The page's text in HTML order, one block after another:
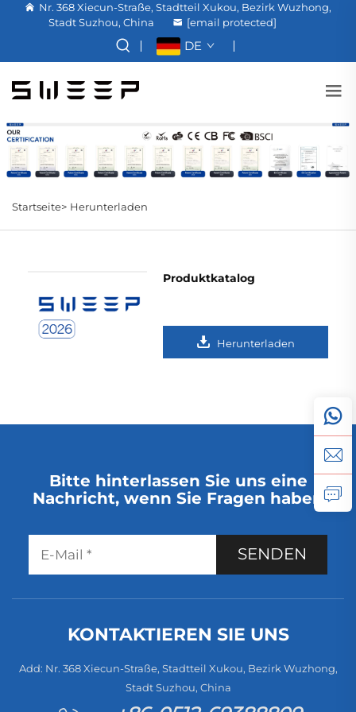
Nr. 368 Xiecun-Straße, Stadtteil Xukou, Bezirk Wuzhong,
Stadt Suzhou, China
[email protected]
DE
Startseite> Herunterladen
Produktkatalog
Herunterladen
Bitte hinterlassen Sie uns eine
Nachricht, wenn Sie Fragen haben
SENDEN
KONTAKTIEREN SIE UNS
Add: Nr. 368 Xiecun-Straße, Stadtteil Xukou, Bezirk Wuzhong,
Stadt Suzhou, China